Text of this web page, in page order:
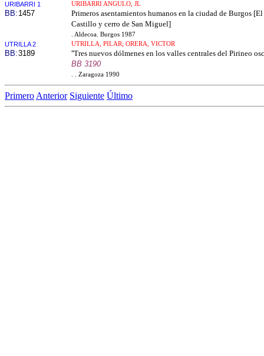
URIBARRI 1 URIBARRI ANGULO, JL
BB: 1457
Primeros asentamientos humanos en la ciudad de Burgos
Castillo y cerro de San Miguel]
. Aldecoa. Burgos 1987
UTRILLA 2 UTRILLA, PILAR; ORERA, VICTOR
BB:3189
''Tres nuevos dólmenes en los valles centrales del Pirineo
BB 3190
. . Zaragoza 1990
Primero Anterior Siguiente Último